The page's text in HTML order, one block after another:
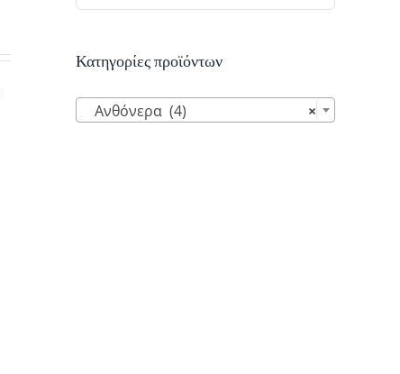
Κατηγορίες προϊόντων
×
Ανθόνερα (4)